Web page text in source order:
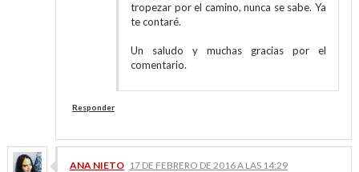
tropezar por el camino, nunca se sabe. Ya
te contaré.
Un saludo y muchas gracias por el
comentario.
Responder
ANA NIETO 17 DE FEBRERO DE 2016 A LAS 14:29